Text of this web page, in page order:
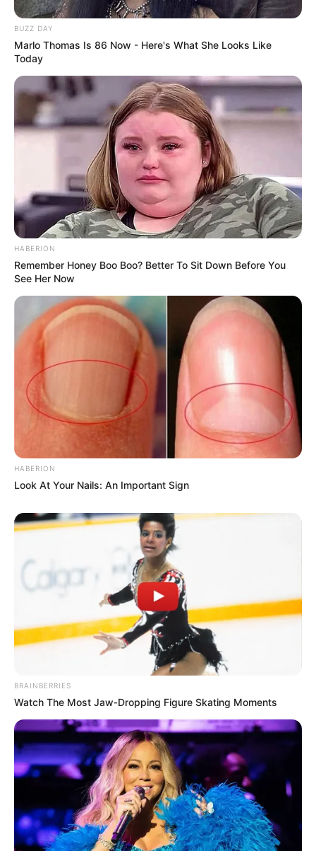
Solteiras noivas casadas
BUZZ DAY
Marlo Thomas Is 86 Now - Here's What She Looks Like
Today
HABERION
Remember Honey Boo Boo? Better To Sit Down Before You
See Her Now
HABERION
Look At Your Nails: An Important Sign
BRAINBERRIES
Watch The Most Jaw‑Dropping Figure Skating Moments